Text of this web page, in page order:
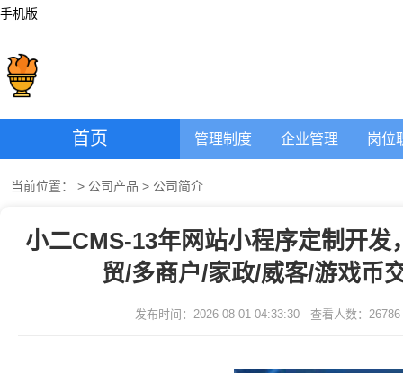
手机版
首页 管理制度 企业管理 岗位
当前位置： > 公司产品 > 公司简介
小二CMS-13年网站小程序定制开
贸/多商户/家政/威客/游戏币
发布时间：2026-08-01 04:33:30 查看人数： 26786